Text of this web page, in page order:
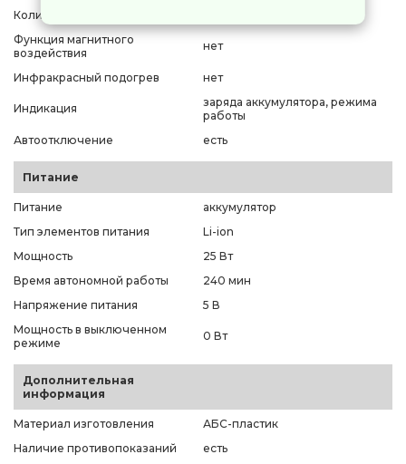
Количество режимов
Функция магнитного
воздействия
нет
Инфракрасный подогрев нет
Индикация
заряда аккумулятора, режима
работы
Автоотключение
есть
Питание
Питание
аккумулятор
Тип элементов питания
Li-ion
Мощность
25 Вт
Время автономной работы
240 мин
Напряжение питания
5 В
Мощность в выключенном
режиме
0 Вт
Дополнительная
информация
Материал изготовления
АБС-пластик
Наличие противопоказаний
есть